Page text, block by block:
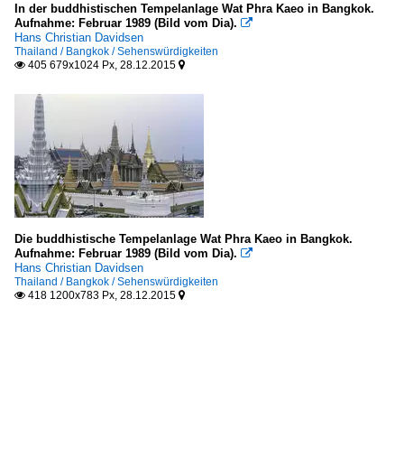
In der buddhistischen Tempelanlage Wat Phra Kaeo in Bangkok.
Aufnahme: Februar 1989 (Bild vom Dia). 
Hans Christian Davidsen
Thailand / Bangkok / Sehenswürdigkeiten
 405 679x1024 Px, 28.12.2015 
Die buddhistische Tempelanlage Wat Phra Kaeo in Bangkok.
Aufnahme: Februar 1989 (Bild vom Dia). 
Hans Christian Davidsen
Thailand / Bangkok / Sehenswürdigkeiten
 418 1200x783 Px, 28.12.2015 